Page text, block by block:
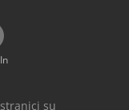
su